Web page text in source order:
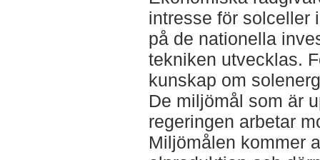
intresse för solceller
på de nationella
tekniken utvecklas.
kunskap om
De miljömål som är
regeringen arbetar
Miljömålen kommer